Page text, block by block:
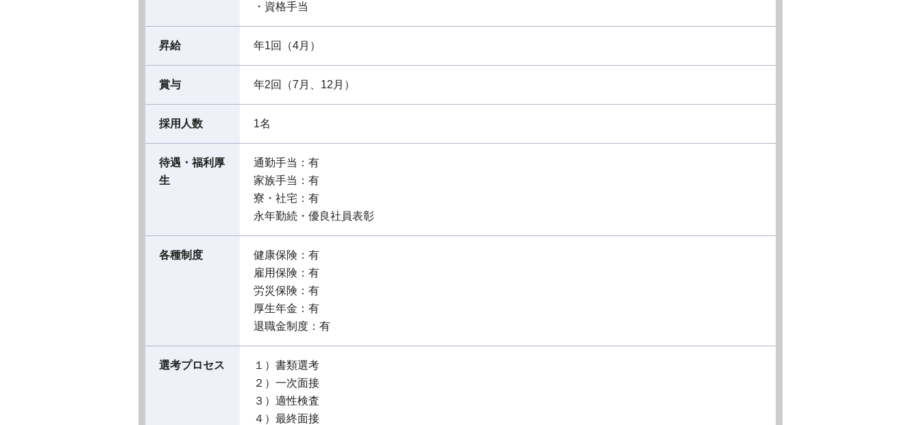
・資格手当
昇給 年1回（4月）
賞与 年2回（7月、12月）
採用人数 1名
待遇・福利厚
生
通勤手当：有
家族手当：有
寮・社宅：有
永年勤続・優良社員表彰
各種制度
健康保険：有
雇用保険：有
労災保険：有
厚生年金：有
退職金制度：有
選考プロセス
１）書類選考
２）一次面接
３）適性検査
４）最終面接